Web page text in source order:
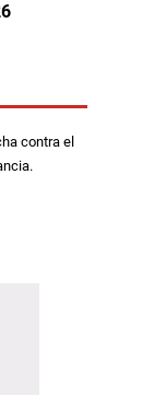
contra el